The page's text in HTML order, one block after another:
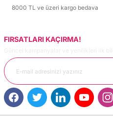
8000 TL ve üzeri kargo bedava
FIRSATLARI KAÇIRMA!